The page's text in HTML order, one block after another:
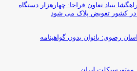
بنیاد تعاون فراجا: چهارهزار دستگاه
در کشور تعویض پلاک می شود
رضوی: بانوان بدون گواهینامه
ایران